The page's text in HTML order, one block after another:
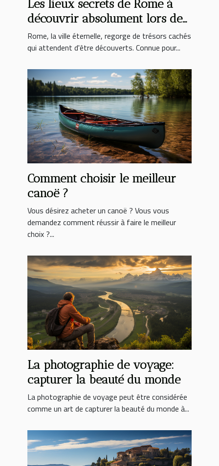
Les lieux secrets de Rome à
découvrir absolument lors de
votre séjour
Rome, la ville éternelle, regorge de trésors cachés
qui attendent d'être découverts. Connue pour...
Comment choisir le meilleur
canoë ?
Vous désirez acheter un canoë ? Vous vous
demandez comment réussir à faire le meilleur
choix ?...
La photographie de voyage:
capturer la beauté du monde
La photographie de voyage peut être considérée
comme un art de capturer la beauté du monde à...